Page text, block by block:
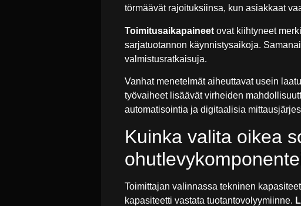
törmäävät rajoituksiinsa, kun asiakkaat
Toimitusaikapaineet ovat kiihtyneet
sarjatuotannon käynnistysaikoja.
valmistusratkaisuja.
Vanhat menetelmät aiheuttavat usein
työvaiheet lisäävät virheiden
automatisointia ja digitaalisia
Kuinka valita oikea
Toimittajan valinnassa tekninen
kapasiteetti vastata tuotantovolyymiinne.